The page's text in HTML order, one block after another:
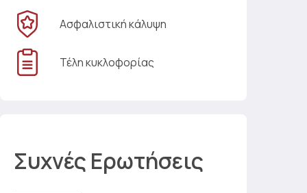
Ασφαλιστική κάλυψη
Τέλη κυκλοφορίας
Συχνές Ερωτήσεις